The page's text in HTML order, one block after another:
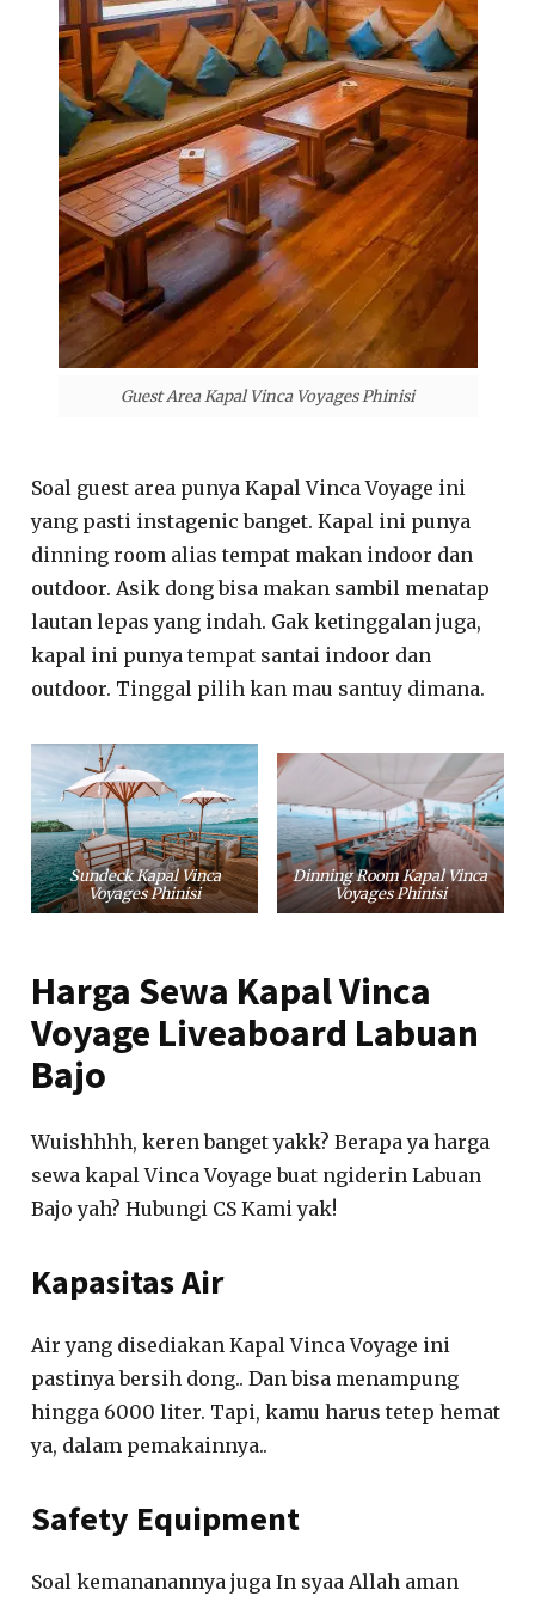
Guest Area Kapal Vinca Voyages Phinisi
Soal guest area punya Kapal Vinca Voyage ini
yang pasti instagenic banget. Kapal ini punya
dinning room alias tempat makan indoor dan
outdoor. Asik dong bisa makan sambil menatap
lautan lepas yang indah. Gak ketinggalan juga,
kapal ini punya tempat santai indoor dan
outdoor. Tinggal pilih kan mau santuy dimana.
Sundeck Kapal Vinca
Voyages Phinisi
Dinning Room Kapal Vinca
Voyages Phinisi
Harga Sewa Kapal Vinca
Voyage Liveaboard Labuan
Bajo
Wuishhhh, keren banget yakk? Berapa ya harga
sewa kapal Vinca Voyage buat ngiderin Labuan
Bajo yah? Hubungi CS Kami yak!
Kapasitas Air
Air yang disediakan Kapal Vinca Voyage ini
pastinya bersih dong.. Dan bisa menampung
hingga 6000 liter. Tapi, kamu harus tetep hemat
ya, dalam pemakainnya..
Safety Equipment
Soal kemananannya juga In syaa Allah aman